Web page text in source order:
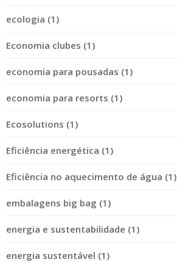
ecologia (1)
Economia clubes (1)
economia para pousadas (1)
economia para resorts (1)
Ecosolutions (1)
Eficiência energética (1)
Eficiência no aquecimento de água (1)
embalagens big bag (1)
energia e sustentabilidade (1)
energia sustentável (1)